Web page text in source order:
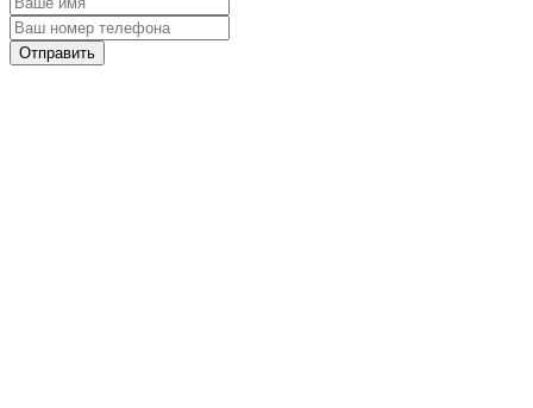
Отправить